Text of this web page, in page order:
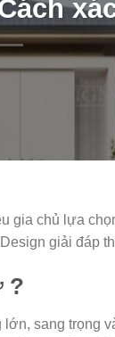
chủ lựa
giải đáp
?
sang trọng